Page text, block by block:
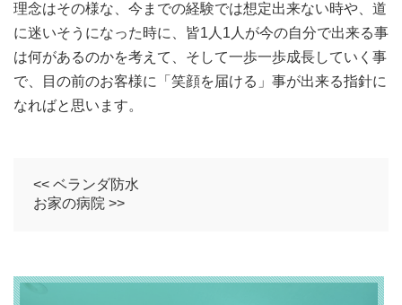
理念はその様な、今までの経験では想定出来ない時や、道
に迷いそうになった時に、皆1人1人が今の自分で出来る事
は何があるのかを考えて、そして一歩一歩成長していく事
で、目の前のお客様に「笑顔を届ける」事が出来る指針に
なればと思います。
<< ベランダ防水
お家の病院 >>